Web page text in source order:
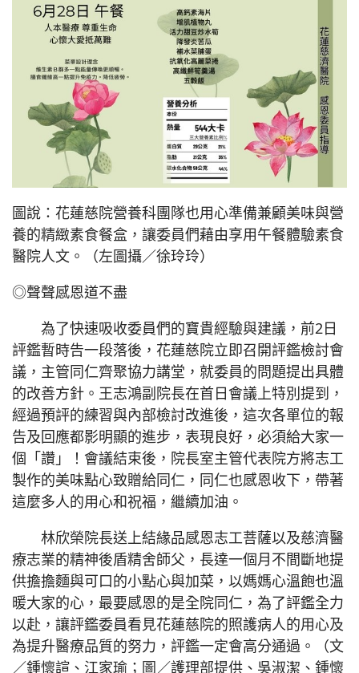
圖說：花蓮慈院營養科團隊也用心準備兼顧美味與營
養的精緻素食餐盒，讓委員們藉由享用午餐體驗素食
醫院人文。（左圖攝／徐玲玲）
◎聲聲感恩道不盡
為了快速吸收委員們的寶貴經驗與建議，前2日
評鑑暫時告一段落後，花蓮慈院立即召開評鑑檢討會
議，主管同仁齊聚協力講堂，就委員的問題提出具體
的改善方針。王志鴻副院長在首日會議上特別提到，
經過預評的練習與內部檢討改進後，這次各單位的報
告及回應都影明顯的進步，表現良好，必須給大家一
個「讚」！會議結束後，院長室主管代表院方將志工
製作的美味點心致贈給同仁，同仁也感恩收下，帶著
這麼多人的用心和祝福，繼續加油。
林欣榮院長送上結緣品感恩志工菩薩以及慈濟醫
療志業的精神後盾精舍師父，長達一個月不間斷地提
供擔擔麵與可口的小點心與加菜，以媽媽心溫飽也溫
暖大家的心，最要感恩的是全院同仁，為了評鑑全力
以赴，讓評鑑委員看見花蓮慈院的照護病人的用心及
為提升醫療品質的努力，評鑑一定會高分通過。（文
／鍾懷諠、江家瑜；圖／護理部提供、吳淑潔、鍾懷